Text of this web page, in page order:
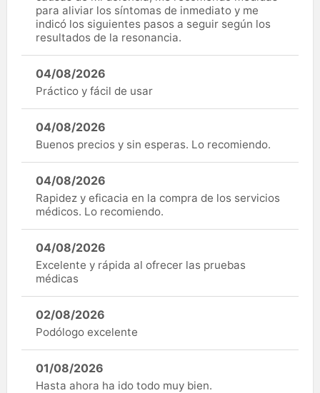
para aliviar los síntomas de inmediato y me
indicó los siguientes pasos a seguir según los
resultados de la resonancia.
04/08/2026
Práctico y fácil de usar
04/08/2026
Buenos precios y sin esperas. Lo recomiendo.
04/08/2026
Rapidez y eficacia en la compra de los servicios
médicos. Lo recomiendo.
04/08/2026
Excelente y rápida al ofrecer las pruebas
médicas
02/08/2026
Podólogo excelente
01/08/2026
Hasta ahora ha ido todo muy bien.